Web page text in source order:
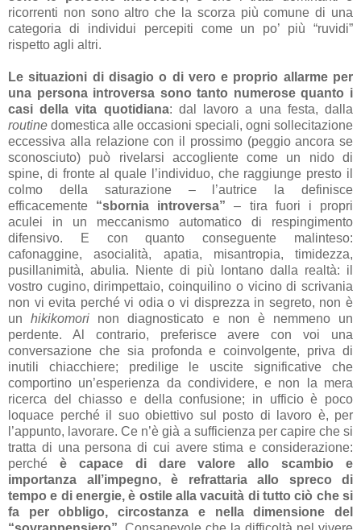
ricorrenti non sono altro che la scorza più comune di una
categoria di individui percepiti come un po’ più “ruvidi”
rispetto agli altri.
Le situazioni di disagio o di vero e proprio allarme per
una persona introversa sono tanto numerose quanto i
casi della vita quotidiana: dal lavoro a una festa, dalla
routine domestica alle occasioni speciali, ogni sollecitazione
eccessiva alla relazione con il prossimo (peggio ancora se
sconosciuto) può rivelarsi accogliente come un nido di
spine, di fronte al quale l’individuo, che raggiunge presto il
colmo della saturazione – l’autrice la definisce
efficacemente “sbornia introversa” – tira fuori i propri
aculei in un meccanismo automatico di respingimento
difensivo. E con quanto conseguente malinteso:
cafonaggine, asocialità, apatia, misantropia, timidezza,
pusillanimità, abulia. Niente di più lontano dalla realtà: il
vostro cugino, dirimpettaio, coinquilino o vicino di scrivania
non vi evita perché vi odia o vi disprezza in segreto, non è
unhikikomori non diagnosticato e non è nemmeno un
perdente. Al contrario, preferisce avere con voi una
conversazione che sia profonda e coinvolgente, priva di
inutili chiacchiere; predilige le uscite significative che
comportino un’esperienza da condividere, e non la mera
ricerca del chiasso e della confusione; in ufficio è poco
loquace perché il suo obiettivo sul posto di lavoro è, per
l’appunto, lavorare. Ce n’è già a sufficienza per capire che si
tratta di una persona di cui avere stima e considerazione:
perché è capace di dare valore allo scambio e
importanza all’impegno, è refrattaria allo spreco di
tempo e di energie, è ostile alla vacuità di tutto ciò che si
fa per obbligo, circostanza e nella dimensione del